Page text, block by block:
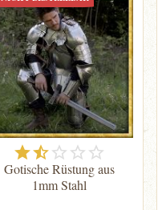
Gotische Rüstung aus
1mm Stahl